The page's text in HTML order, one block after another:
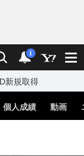
検索 通知
i
新規取得
個人成績 動画